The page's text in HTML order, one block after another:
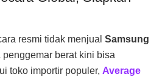
resmi tidak menjual Samsung
berat kini bisa
toko importir populer, Average